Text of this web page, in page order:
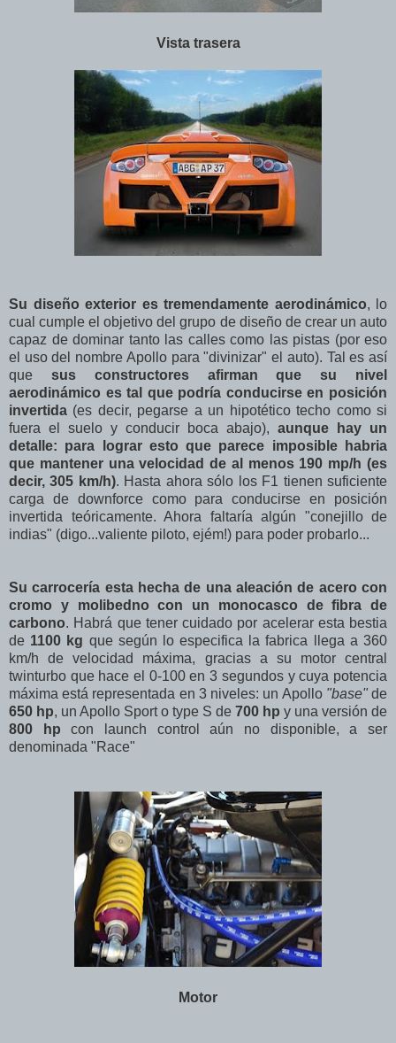
Vista trasera
Su diseño exterior es tremendamente aerodinámico, lo
cual cumple el objetivo del grupo de diseño de crear un auto
capaz de dominar tanto las calles como las pistas (por eso
el uso del nombre Apollo para "divinizar" el auto). Tal es así
que sus constructores afirman que su nivel
aerodinámico es tal que podría conducirse en posición
invertida (es decir, pegarse a un hipotético techo como si
fuera el suelo y conducir boca abajo), aunque hay un
detalle: para lograr esto que parece imposible habria
que mantener una velocidad de al menos 190 mp/h (es
decir, 305 km/h). Hasta ahora sólo los F1 tienen suficiente
carga de downforce como para conducirse en posición
invertida teóricamente. Ahora faltaría algún "conejillo de
indias" (digo...valiente piloto, ejém!) para poder probarlo...
Su carrocería esta hecha de una aleación de acero con
cromo y molibedno con un monocasco de fibra de
carbono. Habrá que tener cuidado por acelerar esta bestia
de 1100 kg que según lo especifica la fabrica llega a 360
km/h de velocidad máxima, gracias a su motor central
twinturbo que hace el 0-100 en 3 segundos y cuya potencia
máxima está representada en 3 niveles: un Apollo "base"de
650 hp, un Apollo Sport o type S de 700 hp y una versión de
800 hp con launch control aún no disponible, a ser
denominada "Race"
Motor